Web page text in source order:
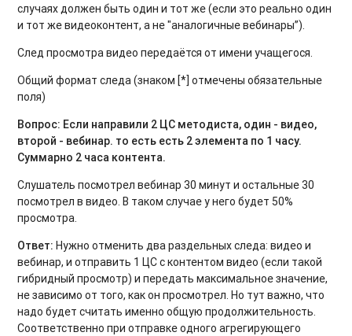
случаях должен быть один и тот же (если это реально один
и тот же видеоконтент, а не "аналогичные вебинары”).
След просмотра видео передаётся от имени учащегося.
Общий формат следа (знаком [*] отмечены обязательные
поля)
Вопрос: Если направили 2 ЦС методиста, один - видео,
второй - вебинар. то есть есть 2 элемента по 1 часу.
Суммарно 2 часа контента.
Слушатель посмотрел вебинар 30 минут и остальные 30
посмотрел в видео. В таком случае у него будет 50%
просмотра.
Ответ: Нужно отменить два раздельных следа: видео и
вебинар, и отправить 1 ЦС с контентом видео (если такой
гибридный просмотр) и передать максимальное значение,
не зависимо от того, как он просмотрел. Но тут важно, что
надо будет считать именно общую продолжительность.
Соответственно при отправке одного агрегирующего